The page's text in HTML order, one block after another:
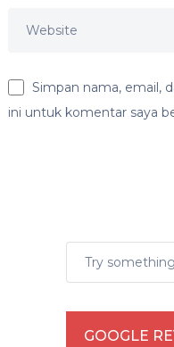
Simpan nama, email,
ini untuk komentar saya
GOOGLE